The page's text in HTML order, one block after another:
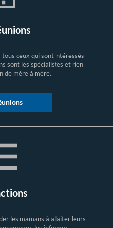
ceux qui sont intéressés
sont les spécialistes et rien
de mère à mère.
les mamans à allaiter leurs